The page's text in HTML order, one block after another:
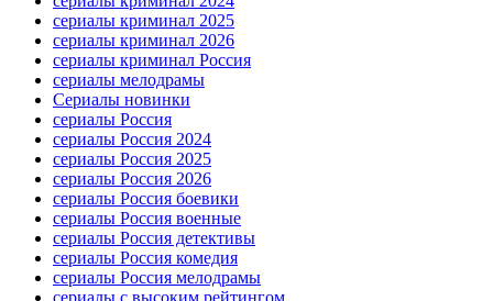
сериалы криминал 2025
сериалы криминал 2026
сериалы криминал Россия
сериалы мелодрамы
Сериалы новинки
сериалы Россия
сериалы Россия 2024
сериалы Россия 2025
сериалы Россия 2026
сериалы Россия боевики
сериалы Россия военные
сериалы Россия детективы
сериалы Россия комедия
сериалы Россия мелодрамы